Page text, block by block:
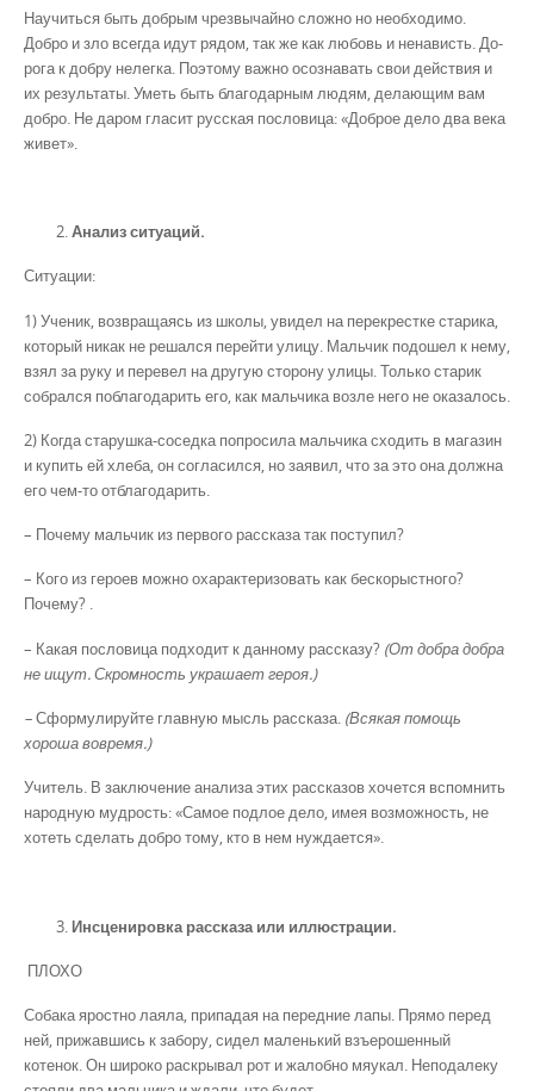
Научиться быть добрым чрезвычайно сложно но необходимо.
Добро и зло всегда идут рядом, так же как любовь и ненависть. До-
рога к добру нелегка. Поэтому важно осознавать свои действия и
их результаты. Уметь быть благодарным людям, делающим вам
добро. Не даром гласит русская пословица: «Доброе дело два века
живет».
Анализ ситуаций.
Ситуации:
1) Ученик, возвращаясь из школы, увидел на перекрестке старика,
который никак не решался перейти улицу. Мальчик подошел к нему,
взял за руку и перевел на другую сторону улицы. Только старик
собрался поблагодарить его, как мальчика возле него не оказалось.
2) Когда старушка-соседка попросила мальчика сходить в магазин
и купить ей хлеба, он согласился, но заявил, что за это она должна
его чем-то отблагодарить.
– Почему мальчик из первого рассказа так поступил?
– Кого из героев можно охарактеризовать как бескорыстного?
Почему? .
– Какая пословица подходит к данному рассказу? (От добра добра
не ищут. Скромность украшает героя.)
–Сформулируйте главную мысль рассказа. (Всякая помощь
хороша вовремя.)
Учитель. В заключение анализа этих рассказов хочется вспомнить
народную мудрость: «Самое подлое дело, имея возможность, не
хотеть сделать добро тому, кто в нем нуждается».
Инсценировка рассказа или иллюстрации.
ПЛОХО
Собака яростно лаяла, припадая на передние лапы. Прямо перед
ней, прижавшись к забору, сидел маленький взъерошенный
котенок. Он широко раскрывал рот и жалобно мяукал. Неподалеку